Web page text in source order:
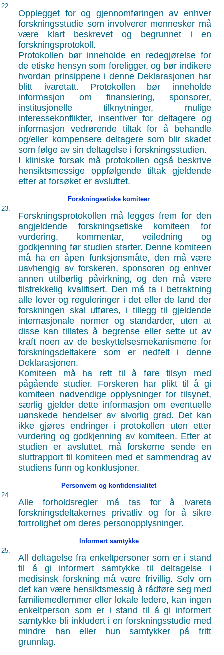
22.
Opplegget for og gjennomføringen av enhver
forskningsstudie som involverer mennesker må
være klart beskrevet og begrunnet i en
forskningsprotokoll.
Protokollen bør inneholde en redegjørelse for
de etiske hensyn som foreligger, og bør indikere
hvordan prinsippene i denne Deklarasjonen har
blitt ivaretatt. Protokollen bør inneholde
informasjon om finansiering, sponsorer,
institusjonelle tilknytninger, mulige
interessekonflikter, insentiver for deltagere og
informasjon vedrørende tiltak for å behandle
og/eller kompensere deltagere som blir skadet
som følge av sin deltagelse i forskningsstudien.
I kliniske forsøk må protokollen også beskrive
hensiktsmessige oppfølgende tiltak gjeldende
etter at forsøket er avsluttet.
Forskningsetiske komiteer
23.
Forskningsprotokollen må legges frem for den
angjeldende forskningsetiske komiteen for
vurdering, kommentar, veiledning og
godkjenning før studien starter. Denne komiteen
må ha en åpen funksjonsmåte, den må være
uavhengig av forskeren, sponsoren og enhver
annen utilbørlig påvirkning, og den må være
tilstrekkelig kvalifisert. Den må ta i betraktning
alle lover og reguleringer i det eller de land der
forskningen skal utføres, i tillegg til gjeldende
internasjonale normer og standarder, uten at
disse kan tillates å begrense eller sette ut av
kraft noen av de beskyttelsesmekanismene for
forskningsdeltakere som er nedfelt i denne
Deklarasjonen.
Komiteen må ha rett til å føre tilsyn med
pågående studier. Forskeren har plikt til å gi
komiteen nødvendige opplysninger for tilsynet,
særlig gjelder dette informasjon om eventuelle
uønskede hendelser av alvorlig grad. Det kan
ikke gjøres endringer i protokollen uten etter
vurdering og godkjenning av komiteen. Etter at
studien er avsluttet, må forskerne sende en
sluttrapport til komiteen med et sammendrag av
studiens funn og konklusjoner.
Personvern og konfidensialitet
24.
Alle forholdsregler må tas for å ivareta
forskningsdeltakernes privatliv og for å sikre
fortrolighet om deres personopplysninger.
Informert samtykke
25.
All deltagelse fra enkeltpersoner som er i stand
til å gi informert samtykke til deltagelse i
medisinsk forskning må være frivillig. Selv om
det kan være hensiktsmessig å rådføre seg med
familiemedlemmer eller lokale ledere, kan ingen
enkeltperson som er i stand til å gi informert
samtykke bli inkludert i en forskningsstudie med
mindre han eller hun samtykker på fritt
grunnlag.